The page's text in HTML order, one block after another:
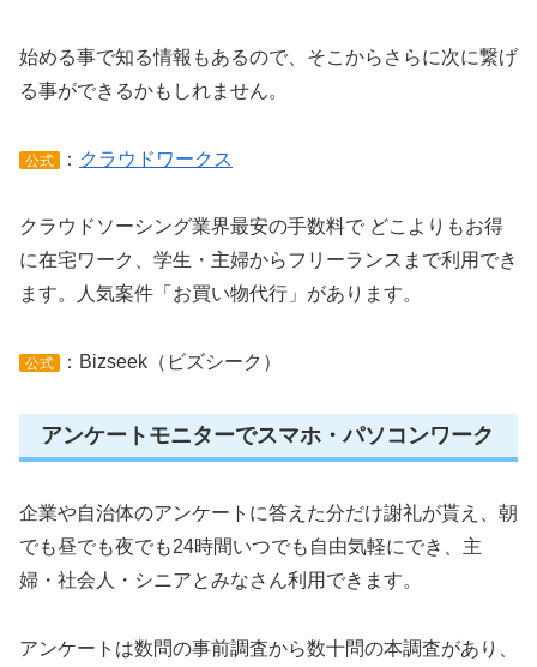
始める事で知る情報もあるので、そこからさらに次に繋げ
る事ができるかもしれません。
公式 ： クラウドワークス
クラウドソーシング業界最安の手数料で どこよりもお得
に在宅ワーク、学生・主婦からフリーランスまで利用でき
ます。人気案件「お買い物代行」があります。
公式 ：Bizseek（ビズシーク）
アンケートモニターでスマホ・パソコンワーク
企業や自治体のアンケートに答えた分だけ謝礼が貰え、朝
でも昼でも夜でも24時間いつでも自由気軽にでき、主
婦・社会人・シニアとみなさん利用できます。
アンケートは数問の事前調査から数十問の本調査があり、